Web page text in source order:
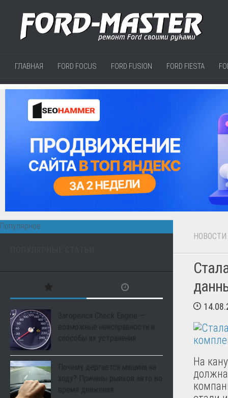
ГЛАВНАЯ FORD FOCUS FORD FUSION FORD FIESTA
НОВОСТИ
На
Популярное:
Загорелся Check Engine —
возможные неисправности и
способы их устранения
Почему дергается машина на
ходу? Причины рывков авто во
время движения